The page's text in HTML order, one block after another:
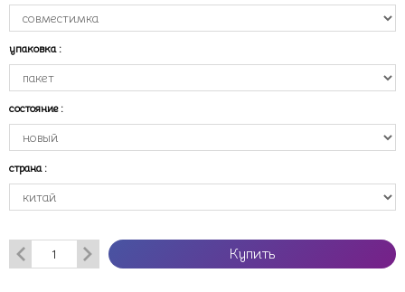
упаковка :
состояние :
страна :
Купить